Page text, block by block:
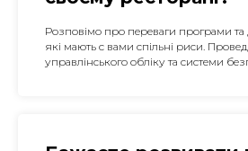
Розповімо про переваги програми та
які мають с вами спільні риси.
управлінського обліку та системи